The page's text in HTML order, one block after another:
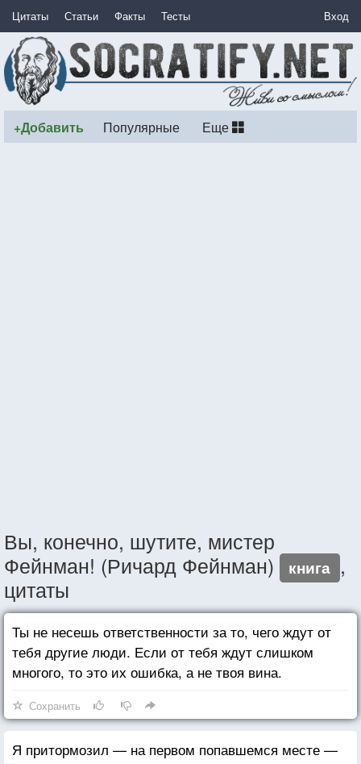
Цитаты Статьи Факты Тесты Вход
+Добавить Популярные Еще
Вы, конечно, шутите, мистер
Фейнман! (Ричард Фейнман)
книга ,
цитаты
Ты не несешь ответственности за то, чего ждут от
тебя другие люди. Если от тебя ждут слишком
многого, то это их ошибка, а не твоя вина.
Сохранить
Я притормозил — на первом попавшемся месте —